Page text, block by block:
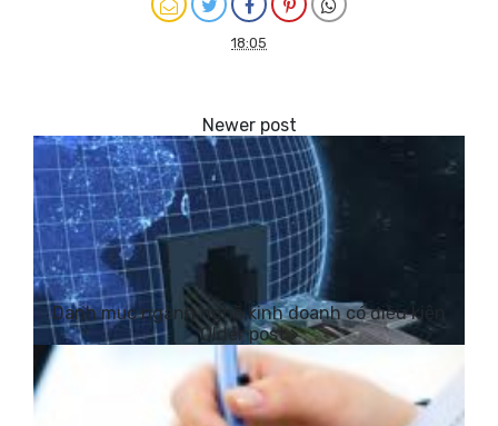
18:05
Danh mục ngành nghề kinh doanh có điều kiện